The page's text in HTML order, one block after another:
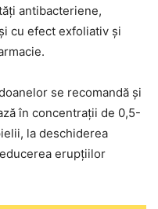
antibacteriene,
cu efect exfoliativ și
se recomandă și
în concentrații de 0,5-
la deschiderea
erupțiilor